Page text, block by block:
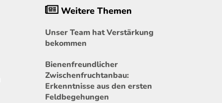
Weitere Themen
Unser Team hat Verstärkung
bekommen
Bienenfreundlicher
Zwischenfruchtanbau:
Erkenntnisse aus den ersten
Feldbegehungen